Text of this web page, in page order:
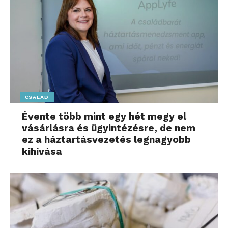
További friss híreket talál a
www.sziamaci.hu
főoldalán! Kövesse a technológiai híreket és
csatlakozzon hozzánk aFacebookonis!
CSALÁD
Évente több mint egy hét megy el
vásárlásra és ügyintézésre, de nem
ez a háztartásvezetés legnagyobb
kihívása